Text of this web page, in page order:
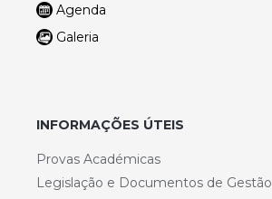
Agenda
Galeria
INFORMAÇÕES ÚTEIS
Provas Académicas
Legislação e Documentos de Gestão